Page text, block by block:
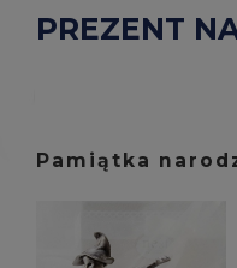
PREZENT
Pamiątka